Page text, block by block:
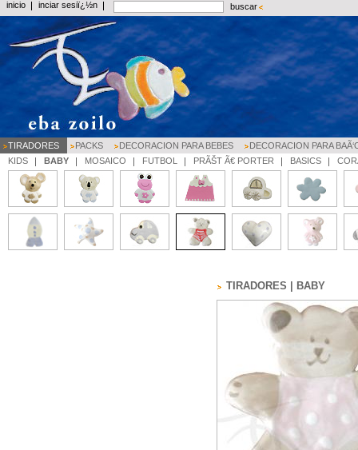
inicio inciar sesiï¿½n buscar
TIRADORES PACKS DECORACION PARA BEBES
DECORACION PARA
KIDS
BABY MOSAICO FUTBOL PRÃŠT Ã€ PORTER BASICS
TIRADORES | BABY